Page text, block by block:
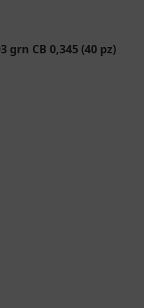
grn CB 0,345 (40 pz)